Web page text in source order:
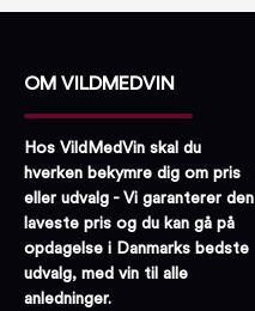
OM VILDMEDVIN
Hos VildMedVin skal du
hverken bekymre dig om pris
eller udvalg - Vi garanterer den
laveste pris og du kan gå på
opdagelse i Danmarks bedste
udvalg, med vin til alle
anledninger.